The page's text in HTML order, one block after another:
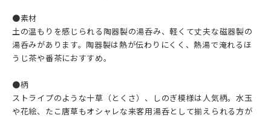
●素材
土の温もりを感じられる陶器製の湯呑み、軽くて丈夫な磁器製の
湯呑みがあります。陶器製は熱が伝わりにくく、熱湯で淹れるほ
うじ茶や番茶におすすめ。
●柄
ストライプのような十草（とくさ）、しのぎ模様は人気柄。水玉
や花絵、たこ唐草もオシャレな来客用湯呑として揃えられる方が